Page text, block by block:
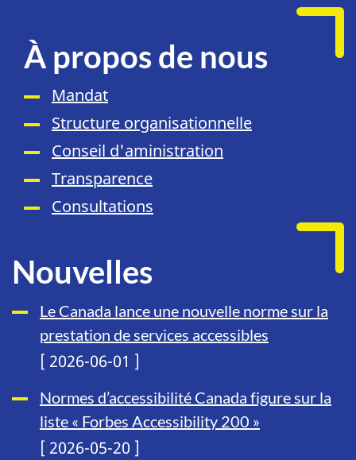
À propos de nous
Mandat
Structure organisationnelle
Conseil d'aministration
Transparence
Consultations
Nouvelles
Le Canada lance une nouvelle norme sur la
prestation de services accessibles
[ 2026-06-01 ]
Normes d’accessibilité Canada figure sur la
liste « Forbes Accessibility 200 »
[ 2026-05-20 ]